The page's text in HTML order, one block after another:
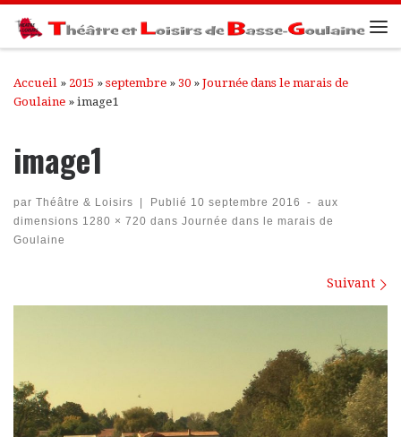
Passer au contenu
Accueil » 2015 » septembre » 30 » Journée dans le marais de
Goulaine » image1
image1
par Théâtre & Loisirs Publié 10 septembre 2016 -
aux
dimensions 1280 × 720 dans Journée dans le marais de
Goulaine
Suivant